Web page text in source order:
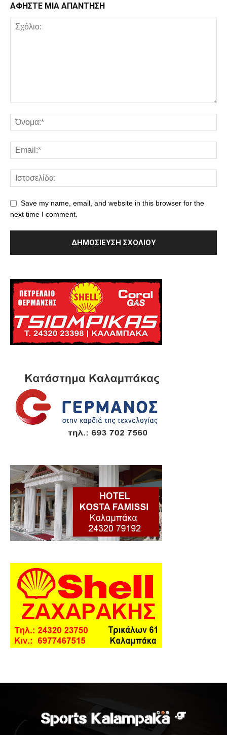
ΑΦΗΣΤΕ ΜΙΑ ΑΠΑΝΤΗΣΗ
Save my name, email, and website in this browser for the
next time I comment.